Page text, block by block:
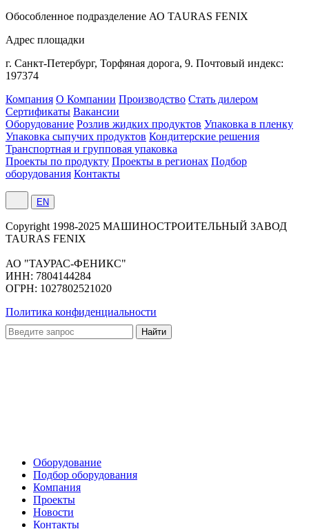
Обособленное подразделение АО TAURAS FENIX
Адрес площадки
г. Санкт-Петербург, Торфяная дорога, 9. Почтовый индекс:
197374
Компания О Компании Производство Стать дилером
Сертификаты Вакансии
Оборудование Розлив жидких продуктов Упаковка в пленку
Упаковка сыпучих продуктов Кондитерские решения
Транспортная и групповая упаковка
Проекты по продукту Проекты в регионах Подбор
оборудования Контакты
EN
Сopyright 1998-2025 МАШИНОСТРОИТЕЛЬНЫЙ ЗАВОД
TAURAS FENIX
АО "ТАУРАС-ФЕНИКС"
ИНН: 7804144284
ОГРН: 1027802521020
Политика конфиденциальности
Оборудование
Подбор оборудования
Компания
Проекты
Новости
Контакты